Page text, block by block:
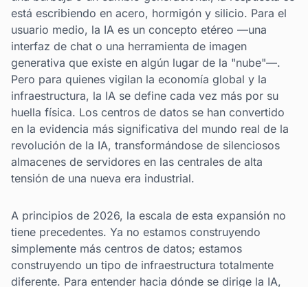
está escribiendo en acero, hormigón y silicio. Para el
usuario medio, la IA es un concepto etéreo —una
interfaz de chat o una herramienta de imagen
generativa que existe en algún lugar de la "nube"—.
Pero para quienes vigilan la economía global y la
infraestructura, la IA se define cada vez más por su
huella física. Los centros de datos se han convertido
en la evidencia más significativa del mundo real de la
revolución de la IA, transformándose de silenciosos
almacenes de servidores en las centrales de alta
tensión de una nueva era industrial.
A principios de 2026, la escala de esta expansión no
tiene precedentes. Ya no estamos construyendo
simplemente más centros de datos; estamos
construyendo un tipo de infraestructura totalmente
diferente. Para entender hacia dónde se dirige la IA,